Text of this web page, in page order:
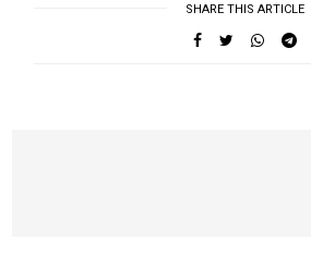
SHARE THIS ARTICLE